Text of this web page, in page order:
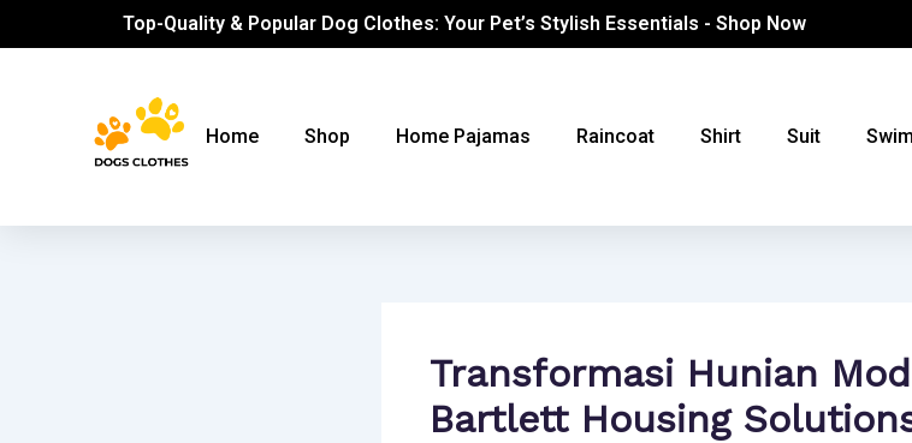
Top-Quality & Popular Dog Clothes: Your Pet’s Stylish Essentials - Shop Now
Home Shop Home Pajamas Raincoat Shirt Suit
Transformasi Hunian
Bartlett Housing
Post